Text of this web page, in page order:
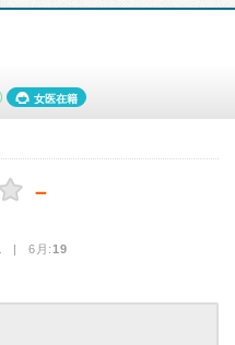
女医在籍
－
| 6月:19